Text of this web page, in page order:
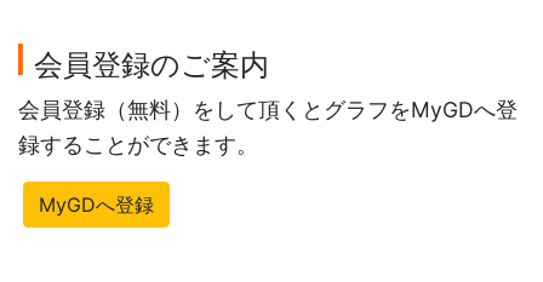
会員登録のご案内
会員登録（無料）をして頂くとグラフをMyGDへ登
録することができます。
MyGDへ登録